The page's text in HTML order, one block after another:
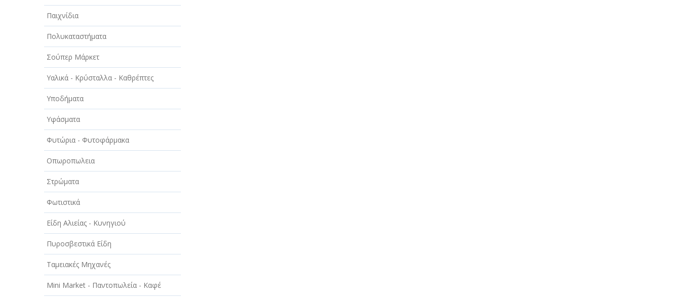
Παιχνίδια
Πολυκαταστήματα
Σούπερ Μάρκετ
Υαλικά - Κρύσταλλα - Καθρέπτες
Υποδήματα
Υφάσματα
Φυτώρια - Φυτοφάρμακα
Οπωροπωλεια
Στρώματα
Φωτιστικά
Είδη Αλιείας - Κυνηγιού
Πυροσβεστικά Είδη
Ταμειακές Μηχανές
Mini Market - Παντοπωλεία - Καφέ